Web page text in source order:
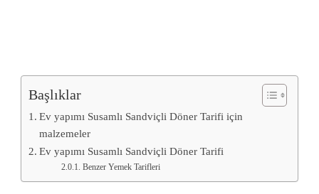
Başlıklar
Ev yapımı Susamlı Sandviçli Döner Tarifi için
malzemeler
Ev yapımı Susamlı Sandviçli Döner Tarifi
Benzer Yemek Tarifleri